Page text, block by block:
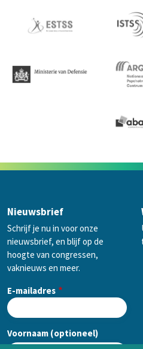
Nieuwsbrief
Schrijf je nu in voor onze
nieuwsbrief, en blijf op de
hoogte van congressen,
vaknieuws en meer.
E-mailadres
Voornaam (optioneel)